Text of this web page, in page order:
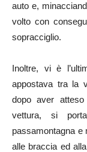
auto e,
volto con
sopracciglio.
Inoltre, vi è
appostava tra la
dopo aver
vettura, si
passamontagna e
alle braccia ed